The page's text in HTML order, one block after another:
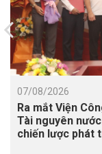
07/08/2026
Ra mắt Viện
Tài nguyên
chiến lược phát